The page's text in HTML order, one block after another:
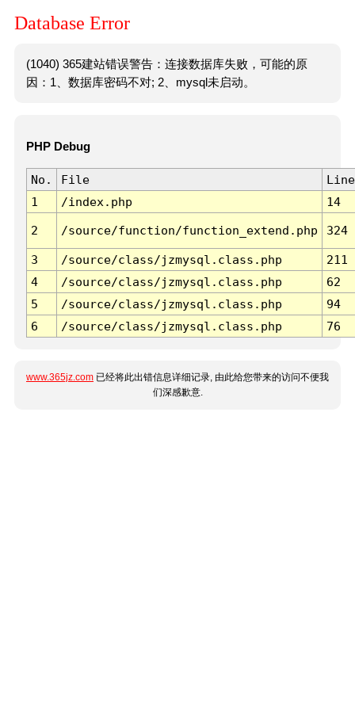
Database Error
(1040) 365建站错误警告：连接数据库失败，可能的原
因：1、数据库密码不对; 2、mysql未启动。
PHP Debug
No. File
Line
1
/index.php 14
2 /source/function/function_extend.php 324
3 /source/class/jzmysql.class.php
211
4
/source/class/jzmysql.class.php
62
5
/source/class/jzmysql.class.php
94
6
/source/class/jzmysql.class.php 76
www.365jz.com 已经将此出错信息详细记录, 由此给您带来的访问不便我
们深感歉意.